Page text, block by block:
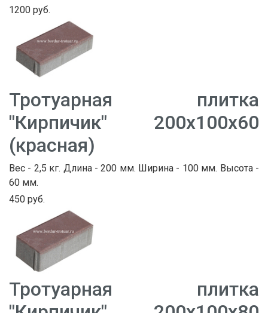
1200 руб.
Тротуарная плитка
"Кирпичик" 200х100х60
(красная)
Вес - 2,5 кг. Длина - 200 мм. Ширина - 100 мм. Высота -
60 мм.
450 руб.
Тротуарная плитка